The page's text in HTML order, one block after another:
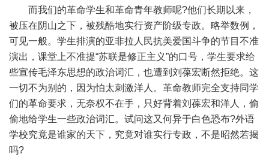
而我们的革命学生和革命青年教师呢?他们长期以来，
被压在阴山之下，被残酷地实行资产阶级专政。略举数例，
可见一般。学生排演的亚非拉人民抗美爱国斗争的节目不准
演出，课堂上不准提“苏联是修正主义”的口号，学生要求给
些宣传毛泽东思想的政治词汇，也遭到刘葆宏断然拒绝。这
一切不为别的，因为怕太刺激洋人。革命教师完全支持同学
们的革命要求，无奈权不在手，只好背着刘葆宏和洋人，偷
偷地给学生一些政治词汇。试问这又何异于白色恐布?外语
学校究竟是谁家的天下，究竟对谁实行专政，不是昭然若揭
吗?